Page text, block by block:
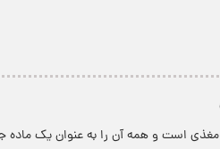
است و همه آن را به عنوان یک ماده